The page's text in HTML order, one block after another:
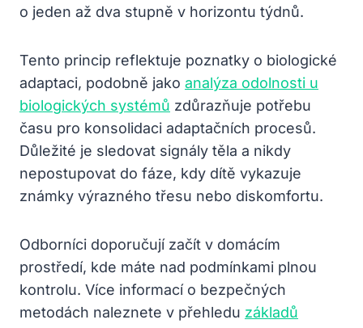
o jeden až dva stupně v horizontu týdnů.
Tento princip reflektuje poznatky o biologické
adaptaci, podobně jako analýza odolnosti u
biologických systémů zdůrazňuje potřebu
času pro konsolidaci adaptačních procesů.
Důležité je sledovat signály těla a nikdy
nepostupovat do fáze, kdy dítě vykazuje
známky výrazného třesu nebo diskomfortu.
Odborníci doporučují začít v domácím
prostředí, kde máte nad podmínkami plnou
kontrolu. Více informací o bezpečných
metodách naleznete v přehledu základů